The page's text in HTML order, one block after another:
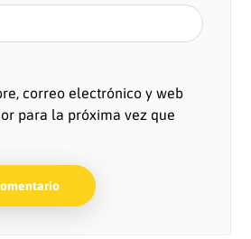
correo electrónico y web
para la próxima vez que